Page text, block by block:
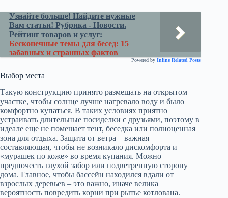
Узнайте больше! Найдите нужные
Вам статьи! Рубрика - Новости.
Рейтинг товаров и услуг:
Бесконечные темы для бесед: 15
забавных и странных фактов
Powered by Inline Related Posts
Выбор места
Такую конструкцию принято размещать на открытом
участке, чтобы солнце лучше нагревало воду и было
комфортно купаться. В таких условиях приятно
устраивать длительные посиделки с друзьями, поэтому в
идеале еще не помешает тент, беседка или полноценная
зона для отдыха. Защита от ветра – важная
составляющая, чтобы не возникало дискомфорта и
«мурашек по коже» во время купания. Можно
предпочесть глухой забор или подветренную сторону
дома. Главное, чтобы бассейн находился вдали от
взрослых деревьев – это важно, иначе велика
вероятность повредить корни при рытье котлована.